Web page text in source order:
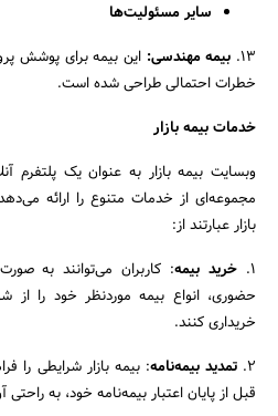
سایر مسئولیت‌ها
۱۳. بیمه مهندسی: این بیمه برای پوشش
خطرات احتمالی طراحی شده است.
خدمات بیمه بازار
وبسایت بیمه بازار به عنوان یک پلتفرم
مجموعه‌ای از خدمات متنوع را ارائه
بازار عبارتند از:
1. خرید بیمه: کاربران می‌توانند به
حضوری، انواع بیمه موردنظر خود را
خریداری کنند.
2. تمدید بیمه‌نامه: بیمه بازار شرایطی را
قبل از پایان اعتبار بیمه‌نامه خود، به راحتی